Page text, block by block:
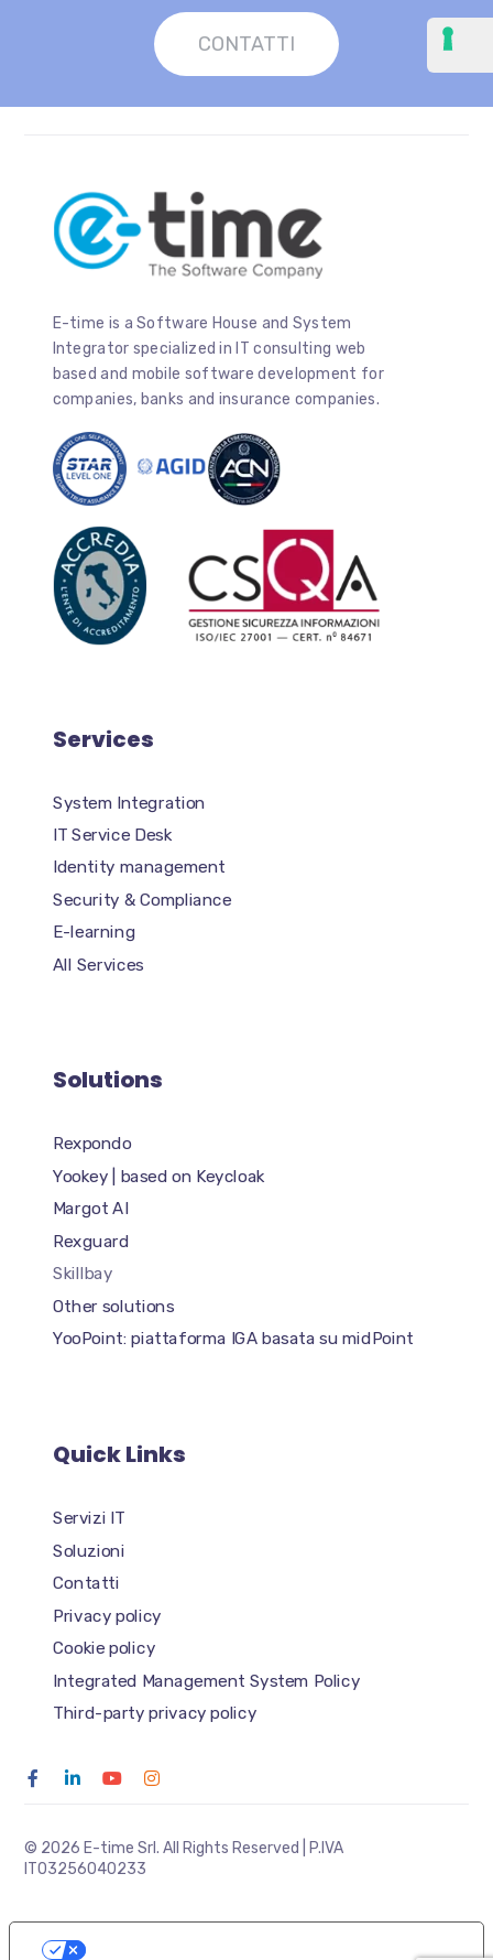
CONTATTI
E-time is a Software House and System
Integrator specialized in IT consulting web
based and mobile software development for
companies, banks and insurance companies.
Services
System Integration
IT Service Desk
Identity management
Security & Compliance
E-learning
All Services
Solutions
Rexpondo
Yookey | based on Keycloak
Margot AI
Rexguard
Skillbay
Other solutions
YooPoint: piattaforma IGA basata su midPoint
Quick Links
Servizi IT
Soluzioni
Contatti
Privacy policy
Cookie policy
Integrated Management System Policy
Third-party privacy policy
© 2026 E-time Srl. All Rights Reserved | P.IVA
IT03256040233